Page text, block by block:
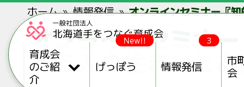
育成会
のご紹
介
New!!
げっぽう
3
情報発信
市
会
ホーム 情報発信 オンラインセミナー『
オンラインセミナー
ある人の住まいと